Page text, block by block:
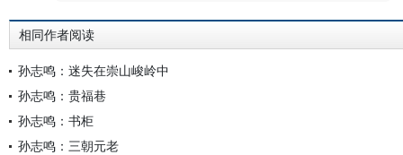
相同作者阅读
孙志鸣：迷失在崇山峻岭中
孙志鸣：贵福巷
孙志鸣：书柜
孙志鸣：三朝元老